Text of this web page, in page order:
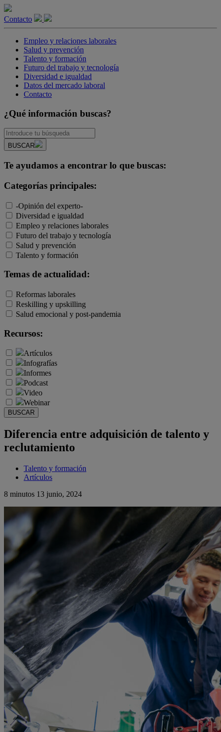
Contacto
Empleo y relaciones laborales
Salud y prevención
Talento y formación
Futuro del trabajo y tecnología
Diversidad e igualdad
Datos del mercado laboral
Contacto
¿Qué información buscas?
BUSCAR
Te ayudamos a encontrar lo que buscas:
Categorías principales:
-Opinión del experto-
Diversidad e igualdad
Empleo y relaciones laborales
Futuro del trabajo y tecnología
Salud y prevención
Talento y formación
Temas de actualidad:
Reformas laborales
Reskilling y upskilling
Salud emocional y post-pandemia
Recursos:
Artículos
Infografías
Informes
Podcast
Video
Webinar
BUSCAR
Diferencia entre adquisición de talento y
reclutamiento
Talento y formación
Artículos
8 minutos 13 junio, 2024